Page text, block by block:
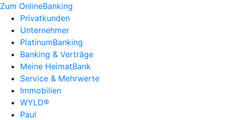
Zum OnlineBanking
Privatkunden
Unternehmer
PlatinumBanking
Banking & Verträge
Meine HeimatBank
Service & Mehrwerte
Immobilien
WYLD®
Paul